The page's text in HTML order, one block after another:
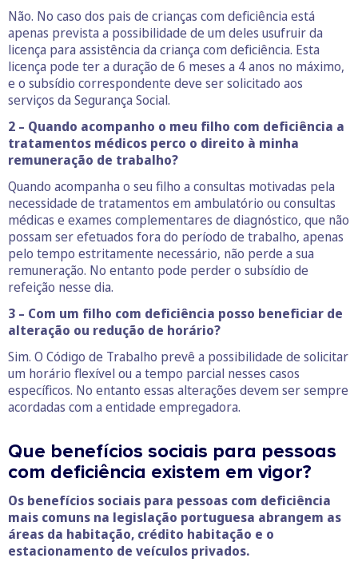
Não. No caso dos pais de crianças com deficiência está
apenas prevista a possibilidade de um deles usufruir da
licença para assistência da criança com deficiência. Esta
licença pode ter a duração de 6 meses a 4 anos no máximo,
e o subsídio correspondente deve ser solicitado aos
serviços da Segurança Social.
2 – Quando acompanho o meu filho com deficiência a
tratamentos médicos perco o direito à minha
remuneração de trabalho?
Quando acompanha o seu filho a consultas motivadas pela
necessidade de tratamentos em ambulatório ou consultas
médicas e exames complementares de diagnóstico, que não
possam ser efetuados fora do período de trabalho, apenas
pelo tempo estritamente necessário, não perde a sua
remuneração. No entanto pode perder o subsídio de
refeição nesse dia.
3 – Com um filho com deficiência posso beneficiar de
alteração ou redução de horário?
Sim. O Código de Trabalho prevê a possibilidade de solicitar
um horário flexível ou a tempo parcial nesses casos
específicos. No entanto essas alterações devem ser sempre
acordadas com a entidade empregadora.
Que benefícios sociais para pessoas
com deficiência existem em vigor?
Os benefícios sociais para pessoas com deficiência
mais comuns na legislação portuguesa abrangem as
áreas da habitação, crédito habitação e o
estacionamento de veículos privados.